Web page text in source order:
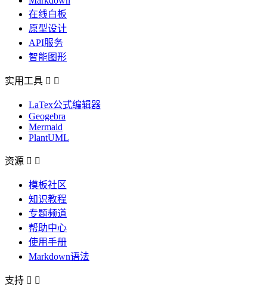
在线白板
原型设计
API服务
智能图形
实用工具  
LaTex公式编辑器
Geogebra
Mermaid
PlantUML
资源  
模板社区
知识教程
专题频道
帮助中心
使用手册
Markdown语法
支持  